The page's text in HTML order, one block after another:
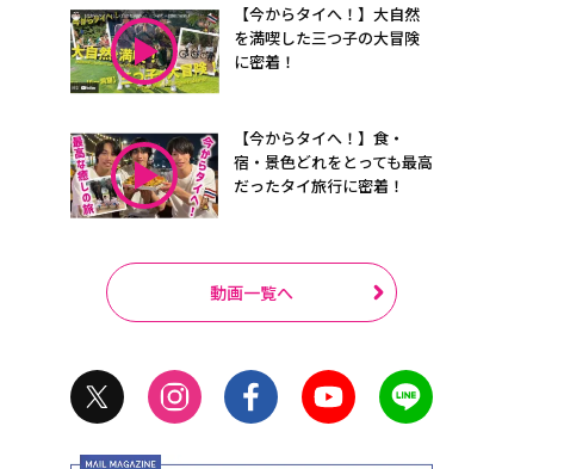
【今からタイへ！】大自然
を満喫した三つ子の大冒険
に密着！
【今からタイへ！】食・
宿・景色どれをとっても最高
だったタイ旅行に密着！
動画一覧へ